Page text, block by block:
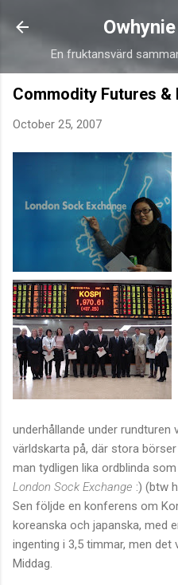
Skip to
Owhynie
En fruktansvärd
Commodity Futures &
October 25, 2007
underhållande under rundturen
världskarta på, där stora
man tydligen lika ordblinda
London Sock Exchange :) (btw
Sen följde en konferens om
koreanska och japanska, med
ingenting i 3,5 timmar, men det
Middag.